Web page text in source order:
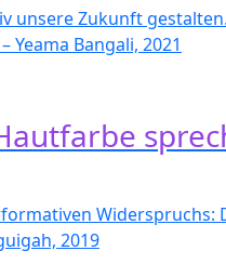
unsere Zukunft
Bangali, 2021
2019